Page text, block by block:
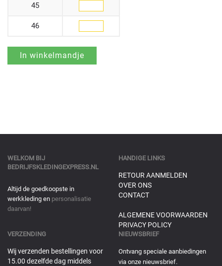
45
46
WELKOM BIJ
BEDRIJFSKLEDINGEXPRESS.NL
Altijd de goedkoopste in
werkkleding en personalisatie
daarvan!
HANDIGE LINKS
RETOUR AANMELDEN
OVER ONS
CONTACT
ALGEMENE VOORWAARDEN
PRIVACY POLICY
VERZENDING
Wij verzenden bestellingen voor
15.00 dezelfde dag middels
NIEUWSBRIEF
Ontvang speciale aanbiedingen
via onze nieuwsbrief.